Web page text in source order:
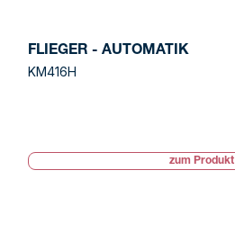
FLIEGER - AUTOMATIK
KM416H
zum Produkt